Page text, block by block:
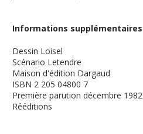
Informations supplémentaires
Dessin Loisel
Scénario Letendre
Maison d'édition Dargaud
ISBN 2 205 04800 7
Première parution décembre 1982
Rééditions